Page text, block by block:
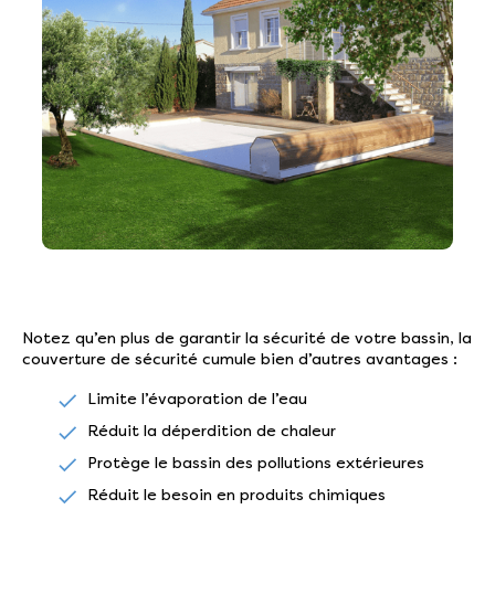
Notez qu’en plus de garantir la sécurité de votre bassin, la
couverture de sécurité cumule bien d’autres avantages :
Limite l’évaporation de l’eau
Réduit la déperdition de chaleur
Protège le bassin des pollutions extérieures
Réduit le besoin en produits chimiques